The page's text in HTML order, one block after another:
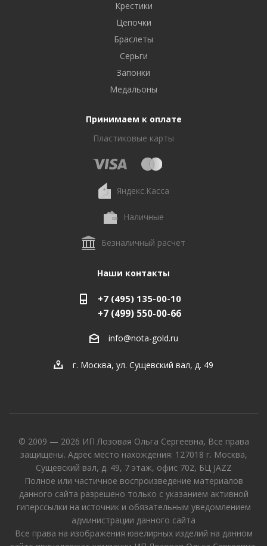
Крестики
Цепочки
Браслеты
Серьги
Запонки
Медальоны
Принимаем к оплате
Пластиковые карты
Яндекс.Касса
Наличные
Безналичный расчет
Наши контакты
+7 (495) 135-00-10
+7 (499) 550-00-66
info@nota-gold.ru
г. Москва, ул. Сущевский вал, д. 49
© 2009 — 2026 ИП Лозовая Ольга Сергеевна, Все права
защищены. Адрес место нахождения: 127018 г. Москва,
Сущевский вал, д. 49, 7 этаж, офис 702, БЦ JAZZ
Полное или частичное воспроизведение материалов
данного сайта разрешено только с указанием активной
гиперссылки на источник и обязательным уведомлением
администрации данного сайта
Все права на изображения ювелирных изделий на данном